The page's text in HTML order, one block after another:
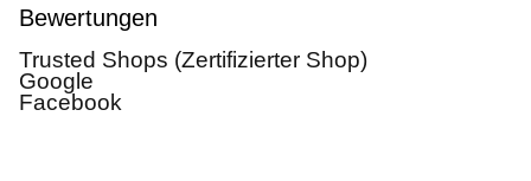
Bewertungen
Trusted Shops (Zertifizierter Shop)
Google
Facebook